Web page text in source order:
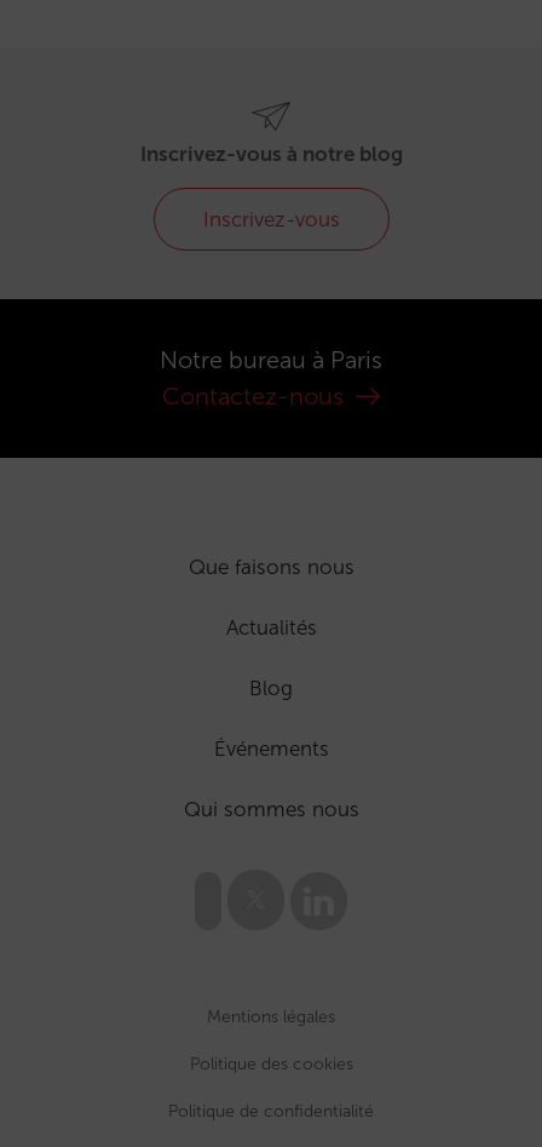
Inscrivez-vous à notre blog
Inscrivez-vous
Notre bureau à Paris
Contactez-nous
Que faisons nous
Actualités
Blog
Événements
Qui sommes nous
Mentions légales
Politique des cookies
Politique de confidentialité